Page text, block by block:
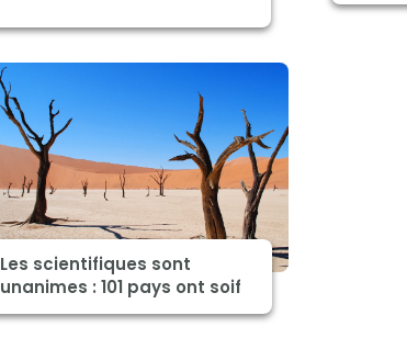
Les scientifiques sont
unanimes : 101 pays ont soif